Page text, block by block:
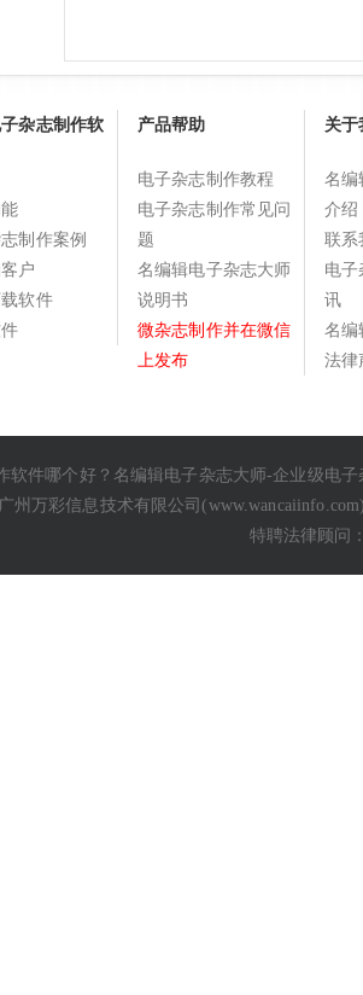
杂志制作软
制作案例
户
软件
产品帮助
电子杂志制作教程
电子杂志制作常见问
题
名编辑电子杂志大师
说明书
微杂志制作并在微信
上发布
关于
名编
介绍
联系
电子
讯
名编
法律
软件哪个好？名编辑电子杂志大师-企业级电子
州万彩信息技术有限公司(www.wancaiinfo.com
特聘法律顾问